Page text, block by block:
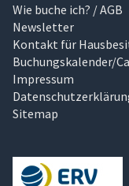
Wie buche ich? / AGB
Newsletter
Kontakt für
Buchungskalender/
Impressum
Sitemap